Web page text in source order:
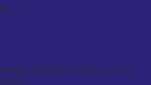
(SkyPRO, скайпро, скай про)